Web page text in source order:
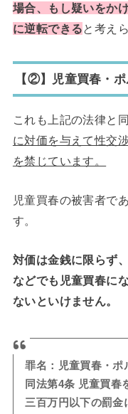
場合、もし疑いをか
に逆転できると考え
【②】児童買春・
これも上記の法律と同
に対価を与えて性交
を禁じています。
児童買春の被害者で
す。
対価は金銭に限らず
などでも児童買春に
ないといけません。
罪名：児童買春・ポ
同法第4条 児童買春
三百万円以下の罰金